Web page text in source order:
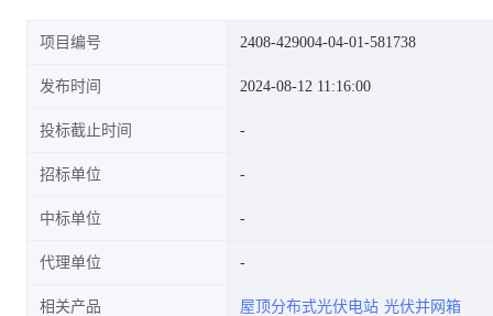
分布式光伏电站项目
项目编号 2408-429004-04-01-581738
发布时间 2024-08-12 11:16:00
投标截止时间
招标单位
中标单位
代理单位
相关产品 屋顶分布式光伏电站 光伏并网箱